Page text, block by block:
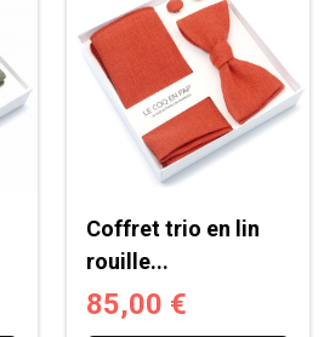
Coffret trio en lin
rouille...
85,00 €